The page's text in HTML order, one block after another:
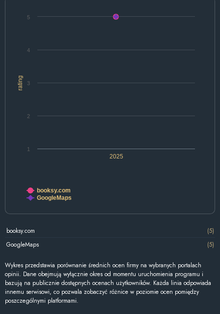
rating
2025
1
2
3
4
5
booksy.com
GoogleMaps
booksy.com
(5)
GoogleMaps
(5)
Wykres przedstawia porównanie średnich ocen firmy na wybranych portalach
opinii. Dane obejmują wyłącznie okres od momentu uruchomienia programu i
bazują na publicznie dostępnych ocenach użytkowników. Każda linia odpowiada
innemu serwisowi, co pozwala zobaczyć różnice w poziomie ocen pomiędzy
poszczególnymi platformami.